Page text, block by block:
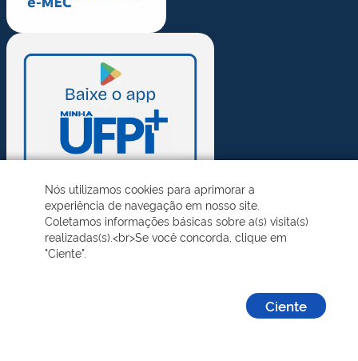
Nós utilizamos cookies para aprimorar a
experiência de navegação em nosso site.
Coletamos informações básicas sobre a(s) visita(s)
realizadas(s).<br>Se você concorda, clique em
"Ciente".
Ciente